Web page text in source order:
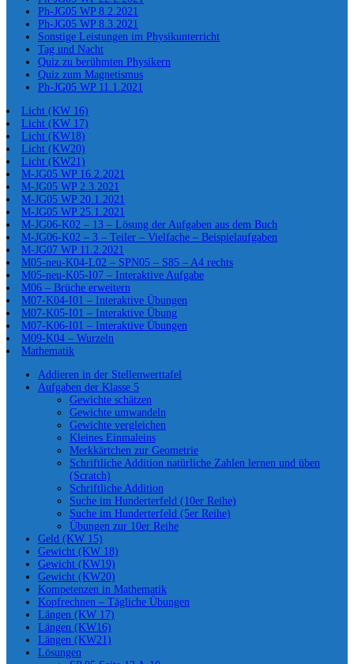
Ph-JG05 WP 8.2.2021
Ph-JG05 WP 8.3.2021
Sonstige Leistungen im Physikunterricht
Tag und Nacht
Quiz zu berühmten Physikern
Quiz zum Magnetismus
Ph-JG05 WP 11.1.2021
Licht (KW 16)
Licht (KW 17)
Licht (KW18)
Licht (KW20)
Licht (KW21)
M-JG05 WP 16.2.2021
M-JG05 WP 2.3.2021
M-JG05 WP 20.1.2021
M-JG05 WP 25.1.2021
M-JG06-K02 – 13 – Lösung der Aufgaben aus dem Buch
M-JG06-K02 – 3 – Teiler – Vielfache – Beispielaufgaben
M-JG07 WP 11.2.2021
M05-neu-K04-L02 – SPN05 – S85 – A4 rechts
M05-neu-K05-I07 – Interaktive Aufgabe
M06 – Brüche erweitern
M07-K04-I01 – Interaktive Übungen
M07-K05-I01 – Interaktive Übung
M07-K06-I01 – Interaktive Übungen
M09-K04 – Wurzeln
Mathematik
Addieren in der Stellenwerttafel
Aufgaben der Klasse 5
Gewichte schätzen
Gewichte umwandeln
Gewichte vergleichen
Kleines Einmaleins
Merkkärtchen zur Geometrie
Schriftliche Addition natürliche Zahlen lernen und üben
(Scratch)
Schriftliche Addition
Suche im Hunderterfeld (10er Reihe)
Suche im Hunderterfeld (5er Reihe)
Übungen zur 10er Reihe
Geld (KW 15)
Gewicht (KW 18)
Gewicht (KW19)
Gewicht (KW20)
Kompetenzen in Mathematik
Kopfrechnen – Tägliche Übungen
Längen (KW 17)
Längen (KW16)
Längen (KW21)
Lösungen